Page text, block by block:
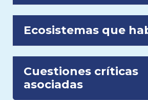
Ecosistemas que
Cuestiones críticas
asociadas